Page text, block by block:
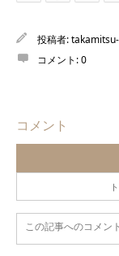
投稿者:
コメント:0
コメント
この記事へのコメン